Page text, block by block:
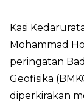
Kasi
Mohammad
peringatan
Geofisika
diperkirakan